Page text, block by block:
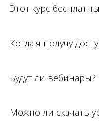
Этот курс
Когда я получу
Будут ли вебинары?
Можно ли скачать